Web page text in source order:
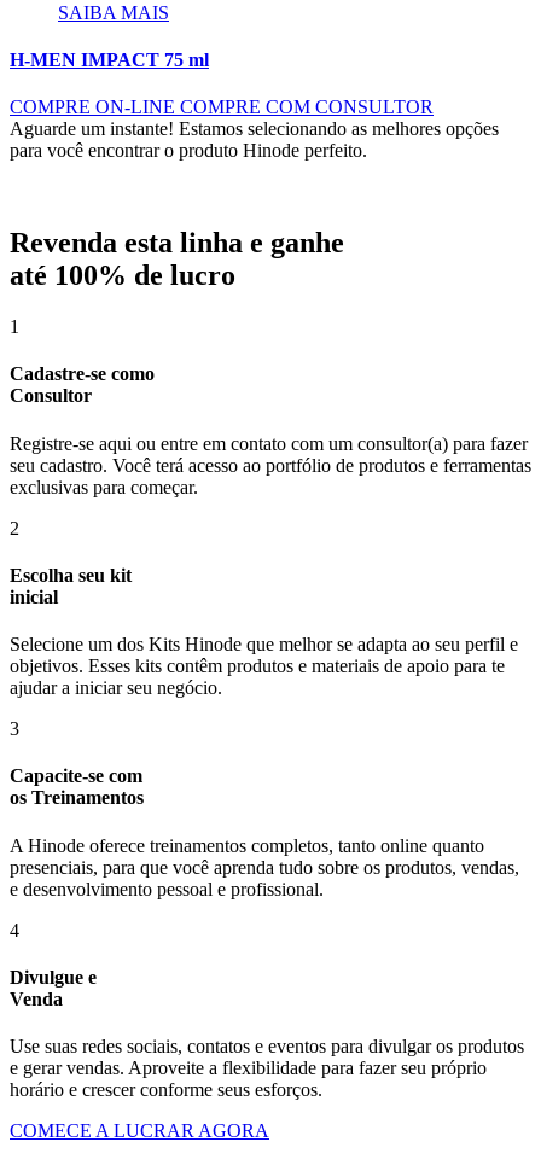
SAIBA MAIS
H-MEN IMPACT 75 ml
COMPRE ON-LINE COMPRE COM CONSULTOR
Aguarde um instante! Estamos selecionando as melhores opções
para você encontrar o produto Hinode perfeito.
Revenda esta linha e ganhe
até 100% de lucro
1
Cadastre-se como
Consultor
Registre-se aqui ou entre em contato com um consultor(a) para fazer
seu cadastro. Você terá acesso ao portfólio de produtos e ferramentas
exclusivas para começar.
2
Escolha seu kit
inicial
Selecione um dos Kits Hinode que melhor se adapta ao seu perfil e
objetivos. Esses kits contêm produtos e materiais de apoio para te
ajudar a iniciar seu negócio.
3
Capacite-se com
os Treinamentos
A Hinode oferece treinamentos completos, tanto online quanto
presenciais, para que você aprenda tudo sobre os produtos, vendas,
e desenvolvimento pessoal e profissional.
4
Divulgue e
Venda
Use suas redes sociais, contatos e eventos para divulgar os produtos
e gerar vendas. Aproveite a flexibilidade para fazer seu próprio
horário e crescer conforme seus esforços.
COMECE A LUCRAR AGORA